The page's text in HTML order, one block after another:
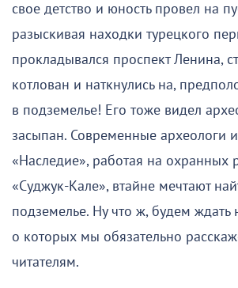
свое детство и юность провел на
разыскивая находки турецкого
прокладывался проспект Ленина,
котлован и наткнулись на,
в подземелье! Его тоже видел
засыпан. Современные археологи
«Наследие», работая на охранных
«Суджук-Кале», втайне мечтают
подземелье. Ну что ж, будем ждать
о которых мы обязательно
читателям.